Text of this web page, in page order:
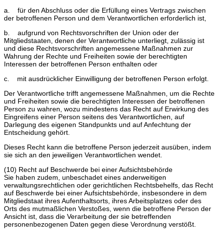
a. für den Abschluss oder die Erfüllung eines Vertrags zwischen
der betroffenen Person und dem Verantwortlichen erforderlich ist,
b. aufgrund von Rechtsvorschriften der Union oder der
Mitgliedstaaten, denen der Verantwortliche unterliegt, zulässig ist
und diese Rechtsvorschriften angemessene Maßnahmen zur
Wahrung der Rechte und Freiheiten sowie der berechtigten
Interessen der betroffenen Person enthalten oder
c. mit ausdrücklicher Einwilligung der betroffenen Person erfolgt.
Der Verantwortliche trifft angemessene Maßnahmen, um die Rechte
und Freiheiten sowie die berechtigten Interessen der betroffenen
Person zu wahren, wozu mindestens das Recht auf Erwirkung des
Eingreifens einer Person seitens des Verantwortlichen, auf
Darlegung des eigenen Standpunkts und auf Anfechtung der
Entscheidung gehört.
Dieses Recht kann die betroffene Person jederzeit ausüben, indem
sie sich an den jeweiligen Verantwortlichen wendet.
(10) Recht auf Beschwerde bei einer Aufsichtsbehörde
Sie haben zudem, unbeschadet eines anderweitigen
verwaltungsrechtlichen oder gerichtlichen Rechtsbehelfs, das Recht
auf Beschwerde bei einer Aufsichtsbehörde, insbesondere in dem
Mitgliedstaat ihres Aufenthaltsorts, ihres Arbeitsplatzes oder des
Orts des mutmaßlichen Verstoßes, wenn die betroffene Person der
Ansicht ist, dass die Verarbeitung der sie betreffenden
personenbezogenen Daten gegen diese Verordnung verstößt.